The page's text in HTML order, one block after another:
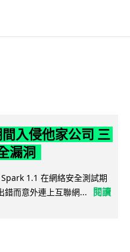
入侵他家公司 三
漏洞
1.1 在網絡安全測試期
而意外連上互聯網...
閱讀